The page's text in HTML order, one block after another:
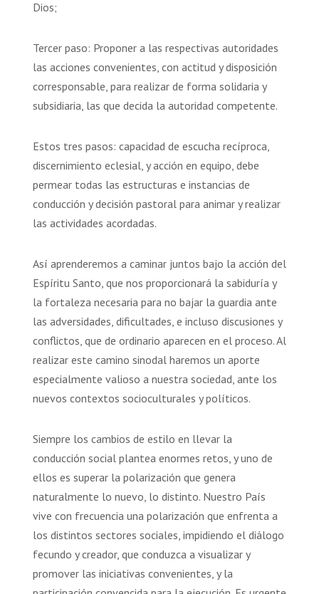
Dios;
Tercer paso: Proponer a las respectivas autoridades
las acciones convenientes, con actitud y disposición
corresponsable, para realizar de forma solidaria y
subsidiaria, las que decida la autoridad competente.
Estos tres pasos: capacidad de escucha recíproca,
discernimiento eclesial, y acción en equipo, debe
permear todas las estructuras e instancias de
conducción y decisión pastoral para animar y realizar
las actividades acordadas.
Así aprenderemos a caminar juntos bajo la acción del
Espíritu Santo, que nos proporcionará la sabiduría y
la fortaleza necesaria para no bajar la guardia ante
las adversidades, dificultades, e incluso discusiones y
conflictos, que de ordinario aparecen en el proceso. Al
realizar este camino sinodal haremos un aporte
especialmente valioso a nuestra sociedad, ante los
nuevos contextos socioculturales y políticos.
Siempre los cambios de estilo en llevar la
conducción social plantea enormes retos, y uno de
ellos es superar la polarización que genera
naturalmente lo nuevo, lo distinto. Nuestro País
vive con frecuencia una polarización que enfrenta a
los distintos sectores sociales, impidiendo el diálogo
fecundo y creador, que conduzca a visualizar y
promover las iniciativas convenientes, y la